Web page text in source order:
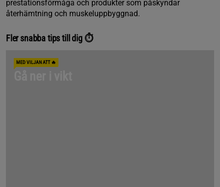
prestationsförmåga och produkter som påskyndar
återhämtning och muskeluppbyggnad.
Fler snabba tips till dig ⏱️
MED VILJAN ATT 🔥